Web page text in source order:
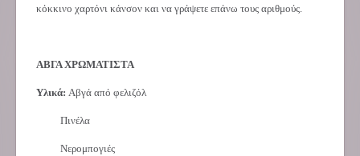
κόκκινο χαρτόνι κάνσον και να γράψετε επάνω τους αριθμούς.
ΑΒΓΑ ΧΡΩΜΑΤΙΣΤΑ
Υλικά: Αβγά από φελιζόλ
Πινέλα
Νερομπογιές